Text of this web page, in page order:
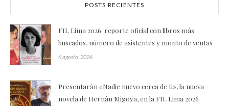
POSTS RECIENTES
FIL Lima 2026: reporte oficial con libros más
buscados, número de asistentes y monto de ventas
6 agosto, 2026
Presentarán «Nadie nuevo cerca de ti», la nueva
novela de Hernán Migoya, en la FIL Lima 2026